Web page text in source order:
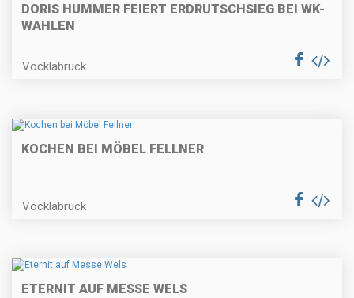
DORIS HUMMER FEIERT ERDRUTSCHSIEG BEI WK-
WAHLEN
Vöcklabruck
KOCHEN BEI MÖBEL FELLNER
Vöcklabruck
ETERNIT AUF MESSE WELS